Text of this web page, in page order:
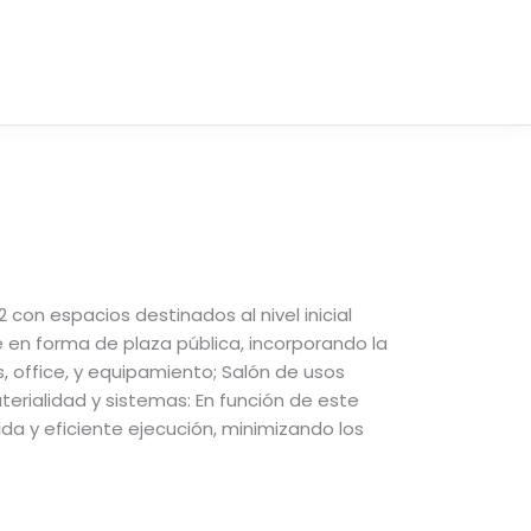
con espacios destinados al nivel inicial
en forma de plaza pública, incorporando la
y equipamiento; Salón de usos
y sistemas: En función de este
y eficiente ejecución, minimizando los